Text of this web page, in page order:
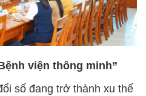
viện thông minh”
số đang trở thành xu thế